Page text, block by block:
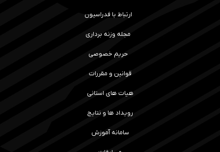
ارتباط با فدراسیون
مجله وزنه برداری
حریم خصوصی
قوانین و مقررات
هیات های استانی
رویداد ها و نتایج
سامانه آموزش